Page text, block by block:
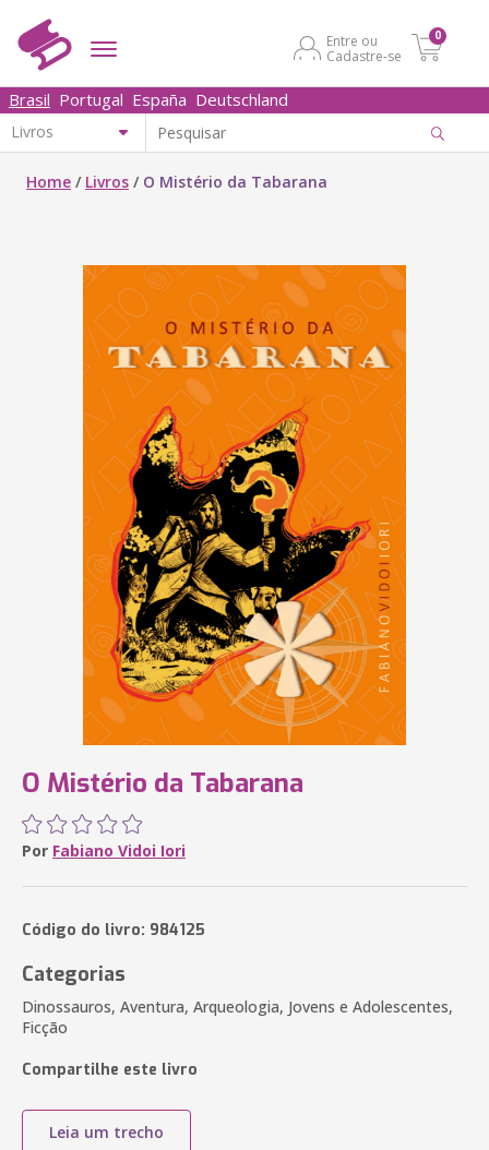
Entre ou
Cadastre-se
0
Brasil Portugal España Deutschland
Home / Livros / O Mistério da Tabarana
O Mistério da Tabarana
Por Fabiano Vidoi Iori
Código do livro: 984125
Categorias
Dinossauros, Aventura, Arqueologia, Jovens e Adolescentes,
Ficção
Compartilhe este livro
Leia um trecho